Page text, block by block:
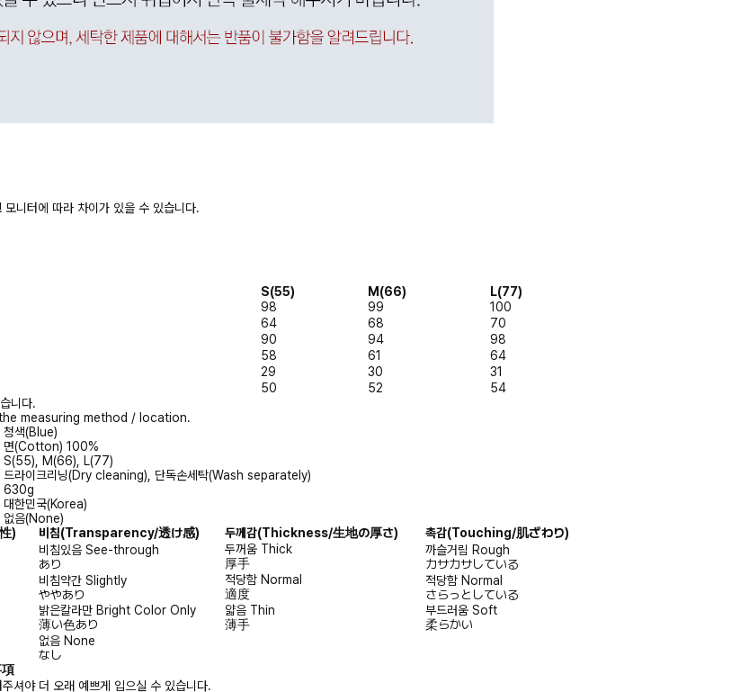
니터에 따라 차이가 있을 수 있습니다.
S(55) M(66)
L(77)
98 99
100
64 68
70
90 94
98
58 61
64
29 30
31
50 52
54
니다.
measuring method / location.
청색(Blue)
면(Cotton) 100%
S(55), M(66), L(77)
드라이크리닝(Dry cleaning), 단독손세탁(Wash separately)
630g
대한민국(Korea)
없음(None)
) 비침(Transparency/透け感) 두께감(Thickness/生地の厚さ) 촉감(Touching/肌ざわり)
비침있음 See-through
あり
두꺼움 Thick
厚手
까슬거림 Rough
カサカサしている
비침약간 Slightly
ややあり
적당함 Normal
適度
적당함 Normal
さらっとしている
밝은칼라만 Bright Color Only
薄い色あり
얇음 Thin
薄手
부드러움 Soft
柔らかい
없음 None
なし
셔야 더 오래 예쁘게 입으실 수 있습니다.